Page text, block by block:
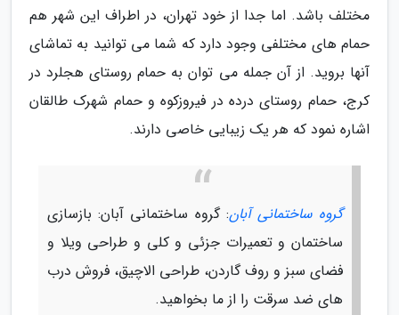
مختلف باشد. اما جدا از خود تهران، در اطراف این شهر هم
حمام های مختلفی وجود دارد که شما می توانید به تماشای
آنها بروید. از آن جمله می توان به حمام روستای هجلرد در
کرج، حمام روستای درده در فیروزکوه و حمام شهرک طالقان
اشاره نمود که هر یک زیبایی خاصی دارند.
گروه ساختمانی آبان: گروه ساختمانی آبان: بازسازی
ساختمان و تعمیرات جزئی و کلی و طراحی ویلا و
فضای سبز و روف گاردن، طراحی الاچیق، فروش درب
های ضد سرقت را از ما بخواهید.